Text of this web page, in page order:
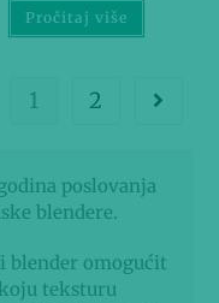
Pročitaj više
1 2
poslovanja
blendere.
blender omogućit
teksturu